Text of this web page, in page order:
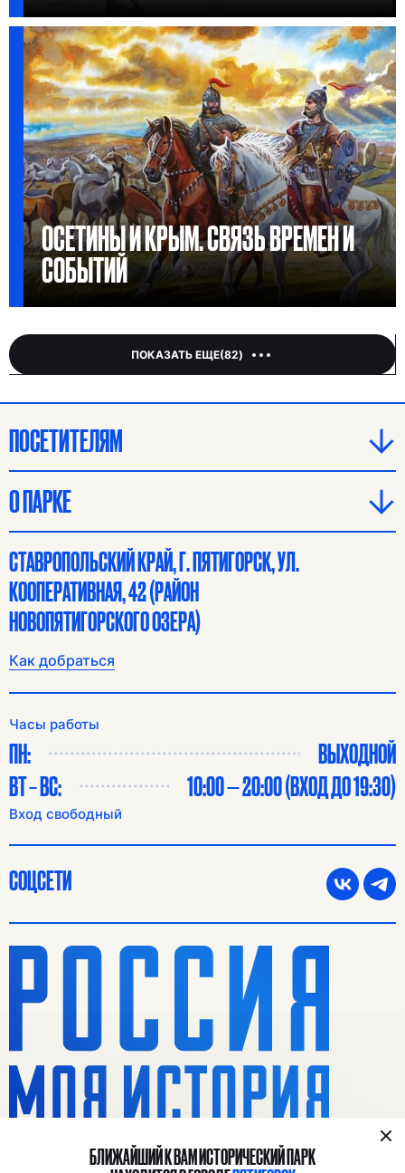
БЛИЖАЙШИЙ К ВАМ ИСТОРИЧЕСКИЙ ПАРК
ОСЕТИНЫ И КРЫМ. СВЯЗЬ ВРЕМЕН И
СОБЫТИЙ
ПОКАЗАТЬ ЕЩЕ(82)
ПОСЕТИТЕЛЯМ
О ПАРКЕ
СТАВРОПОЛЬСКИЙ КРАЙ, Г. ПЯТИГОРСК, УЛ.
КООПЕРАТИВНАЯ, 42 (РАЙОН
НОВОПЯТИГОРСКОГО ОЗЕРА)
Как добраться
Часы работы
ПН:
ВЫХОДНОЙ
ВТ – ВС:
10:00 — 20:00 (ВХОД ДО 19:30)
Вход свободный
СОЦСЕТИ